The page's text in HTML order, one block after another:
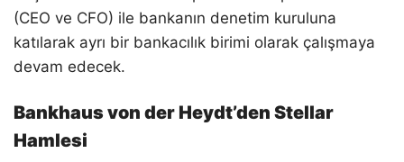
(CEO ve CFO) ile bankanın denetim kuruluna
katılarak ayrı bir bankacılık birimi olarak çalışmaya
devam edecek.
Bankhaus von der Heydt’den Stellar
Hamlesi